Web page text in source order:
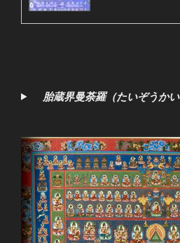
胎蔵界曼荼羅（たいぞうかい